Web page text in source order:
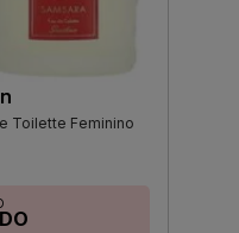
Toilette Feminino